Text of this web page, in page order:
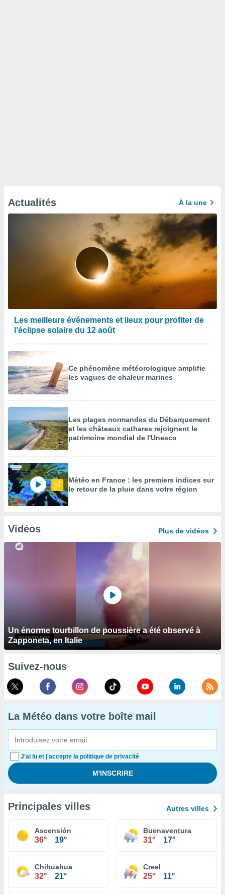
Actualités À la une
Les meilleurs événements et lieux pour profiter de
l’éclipse solaire du 12 août
Ce phénomène météorologique amplifie
les vagues de chaleur marines
Les plages normandes du Débarquement
et les châteaux cathares rejoignent le
patrimoine mondial de l'Unesco
Météo en France : les premiers indices sur
le retour de la pluie dans votre région
Vidéos Plus de vidéos
Un énorme tourbillon de poussière a été observé à
Zapponeta, en Italie
Suivez-nous
La Météo dans votre boîte mail
J'ai lu et j'accepte la politique de privacité
Principales villes Autres villes
Ascensión
36° 19°
Buenaventura
31° 17°
Chihuahua
32° 21°
Creel
25° 11°